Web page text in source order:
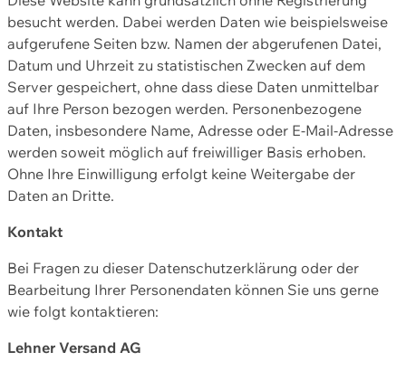
besucht werden. Dabei werden Daten wie beispielsweise
aufgerufene Seiten bzw. Namen der abgerufenen Datei,
Datum und Uhrzeit zu statistischen Zwecken auf dem
Server gespeichert, ohne dass diese Daten unmittelbar
auf Ihre Person bezogen werden. Personenbezogene
Daten, insbesondere Name, Adresse oder E-Mail-Adresse
werden soweit möglich auf freiwilliger Basis erhoben.
Ohne Ihre Einwilligung erfolgt keine Weitergabe der
Daten an Dritte.
Kontakt
Bei Fragen zu dieser Datenschutzerklärung oder der
Bearbeitung Ihrer Personendaten können Sie uns gerne
wie folgt kontaktieren:
Lehner Versand AG